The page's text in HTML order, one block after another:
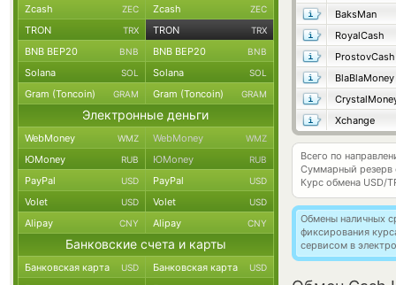
BaksMan
RoyalCash
ProstovCash
BlaBlaMoney
Xchange
Всего по
Суммарный резерв
Курс обмена USD/
Обмены наличных
фиксирования
сервисом в
Zcash ZEC Zcash ZEC
TRON TRX TRON TRX
BNB BEP20 BNB BNB BEP20 BNB
Solana SOL Solana SOL
Gram (Toncoin) GRAM Gram (Toncoin) GRAM
Электронные деньги
WebMoney WMZ WebMoney WMZ
ЮMoney RUB ЮMoney RUB
PayPal USD PayPal USD
Volet USD Volet USD
Alipay CNY Alipay CNY
Банковские счета и карты
Банковская карта USD Банковская карта USD